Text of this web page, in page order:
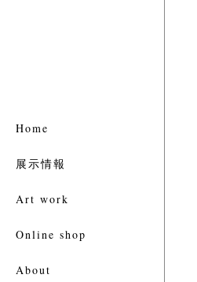
Home
展示情報
Art work
Online shop
About